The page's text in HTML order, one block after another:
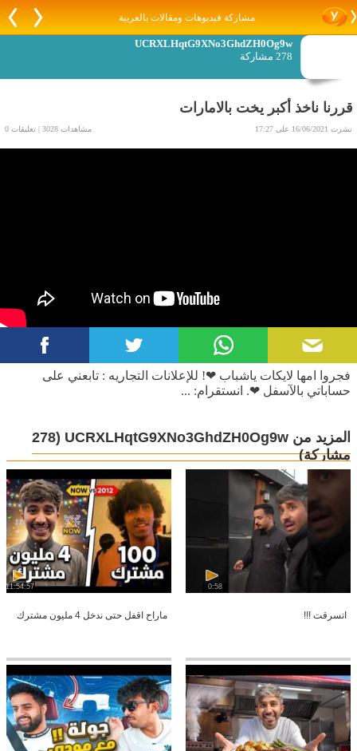
مشاركة فيديوهات ومقالات بالعربية
UCRXLHqtG9XNo3GhdZH0Og9w
278 مشاركة
قررنا ناخذ أكبر يخت بالامارات
نشرت 16/06/2021 على 17:27 مشاهدات 3028 | تعليقات 0
فجروا امها لايكات ياشباب ❤! للإعلانات التجاريه : تابعني على
حساباتي بالآسفل ❤. انستقرام: ...
المزيد من UCRXLHqtG9XNo3GhdZH0Og9w
(278
مشاركة)
0:58
انسرقت !!!
11:54:57
ماراح اقفل حتى ندخل 4 مليون مشترك